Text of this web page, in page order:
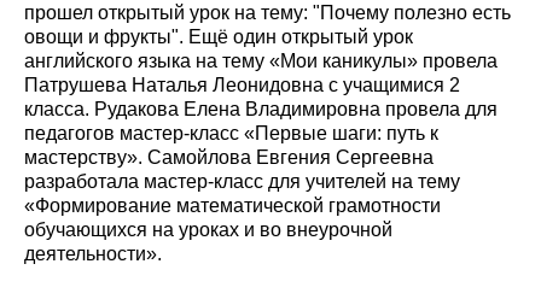
прошел открытый урок на тему: "Почему полезно есть
овощи и фрукты". Ещё один открытый урок
английского языка на тему «Мои каникулы» провела
Патрушева Наталья Леонидовна с учащимися 2
класса. Рудакова Елена Владимировна провела для
педагогов мастер-класс «Первые шаги: путь к
мастерству». Самойлова Евгения Сергеевна
разработала мастер-класс для учителей на тему
«Формирование математической грамотности
обучающихся на уроках и во внеурочной
деятельности».